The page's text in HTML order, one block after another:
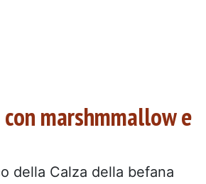
marshmmallow e
della Calza della befana